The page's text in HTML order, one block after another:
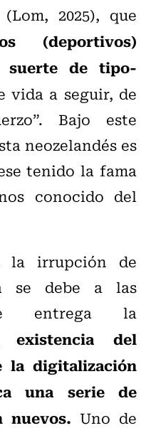
2025), que
(deportivos)
suerte de tipo-
vida a seguir, de
Bajo este
neozelandés es
tenido la fama
conocido del
la irrupción de
se debe a las
entrega la
existencia del
la digitalización
una serie de
nuevos. Uno de